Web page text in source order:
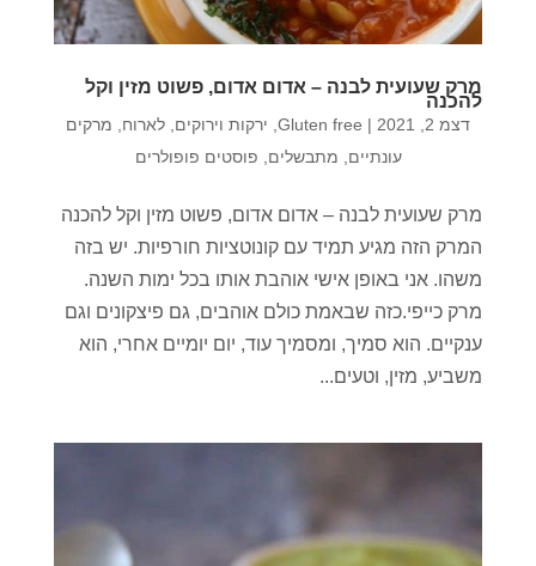
מרק שעועית לבנה – אדום אדום, פשוט מזין וקל
להכנה
דצמ 2, 2021 |
Gluten free ירקות וירוקים לארוח
מרקים
עונתיים
מתבשלים פוסטים פופולרים
מרק שעועית לבנה – אדום אדום, פשוט מזין וקל להכנה
המרק הזה מגיע תמיד עם קונוטציות חורפיות. יש בזה
משהו. אני באופן אישי אוהבת אותו בכל ימות השנה.
מרק כייפי.כזה שבאמת כולם אוהבים, גם פיצקונים וגם
ענקיים. הוא סמיך, ומסמיך עוד, יום יומיים אחרי, הוא
משביע, מזין, וטעים...